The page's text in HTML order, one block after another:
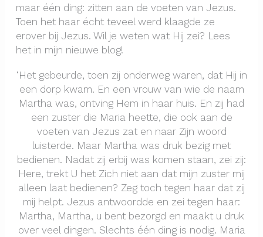
maar één ding: zitten aan de voeten van Jezus.
Toen het haar écht teveel werd klaagde ze
erover bij Jezus. Wil je weten wat Hij zei? Lees
het in mijn nieuwe blog!
‘Het gebeurde, toen zij onderweg waren, dat Hij in
een dorp kwam. En een vrouw van wie de naam
Martha was, ontving Hem in haar huis. En zij had
een zuster die Maria heette, die ook aan de
voeten van Jezus zat en naar Zijn woord
luisterde. Maar Martha was druk bezig met
bedienen. Nadat zij erbij was komen staan, zei zij:
Here, trekt U het Zich niet aan dat mijn zuster mij
alleen laat bedienen? Zeg toch tegen haar dat zij
mij helpt. Jezus antwoordde en zei tegen haar:
Martha, Martha, u bent bezorgd en maakt u druk
over veel dingen. Slechts één ding is nodig. Maria